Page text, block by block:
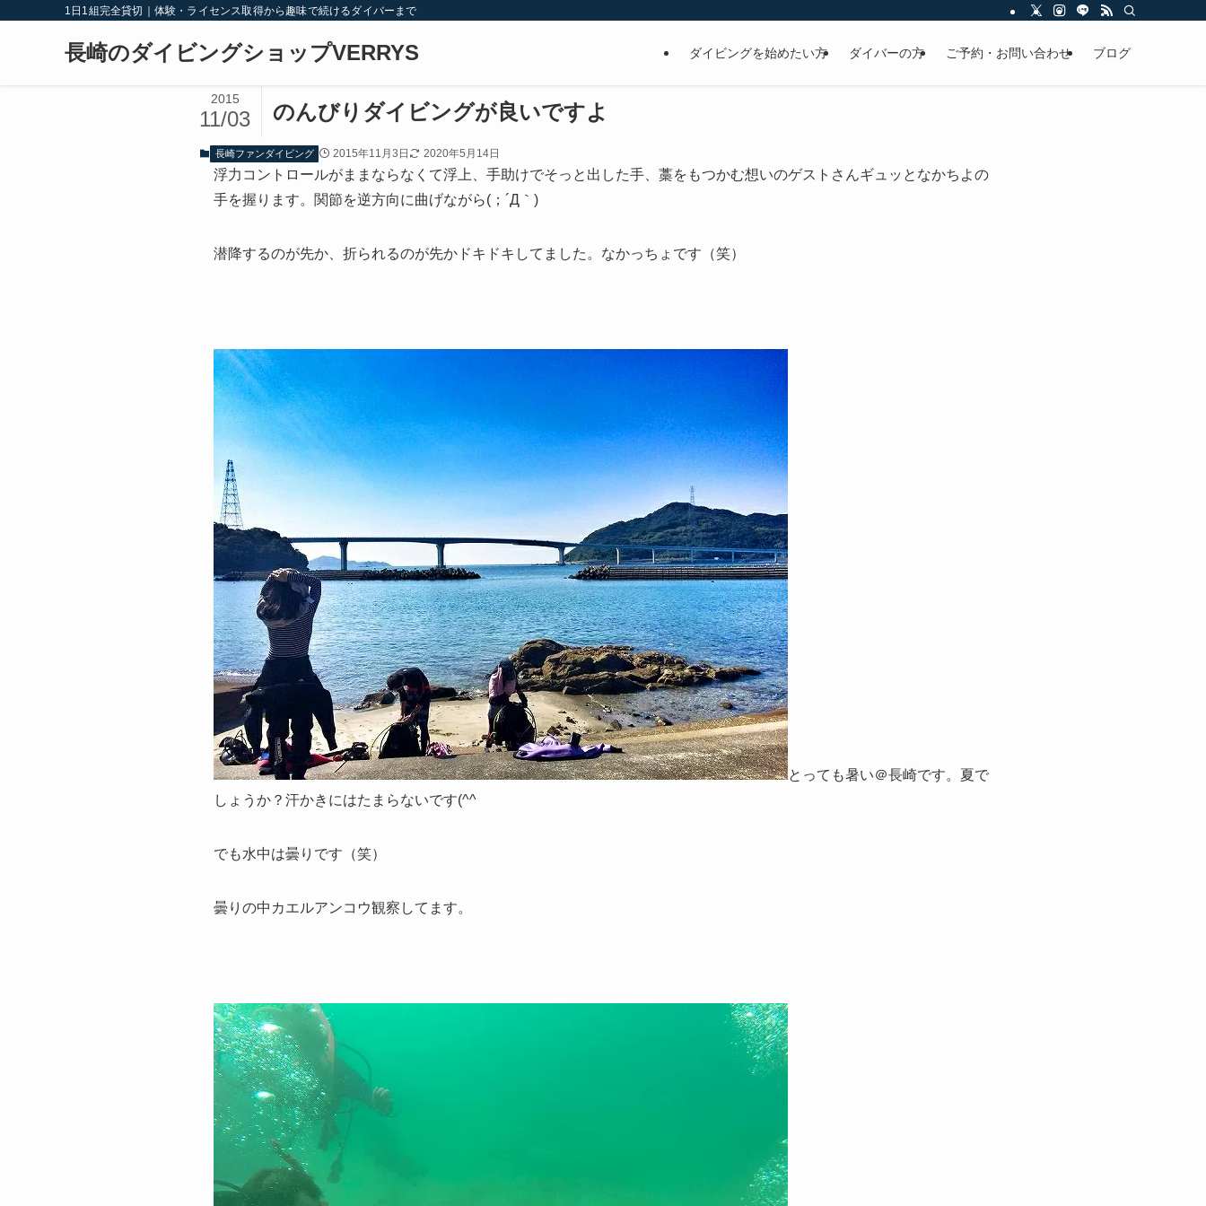
1日1組完全貸切｜体験・ライセンス取得から趣味で続けるダイバーまで
長崎のダイビングショップVERRYS ダイビングを始めたい方 ダイバーの方 ご予約・お問い合わせ ブログ
のんびりダイビングが良いですよ
2015
11/03
長崎ファンダイビング 2015年11月3日 2020年5月14日
浮力コントロールがままならなくて浮上、手助けでそっと出した手、藁をもつかむ想いのゲストさんギュッとなかちよの
手を握ります。関節を逆方向に曲げながら(；´Д｀)
潜降するのが先か、折られるのが先かドキドキしてました。なかっちょです（笑）
とっても暑い＠長崎です。夏で
しょうか？汗かきにはたまらないです(^^ゞ
でも水中は曇りです（笑）
曇りの中カエルアンコウ観察してます。